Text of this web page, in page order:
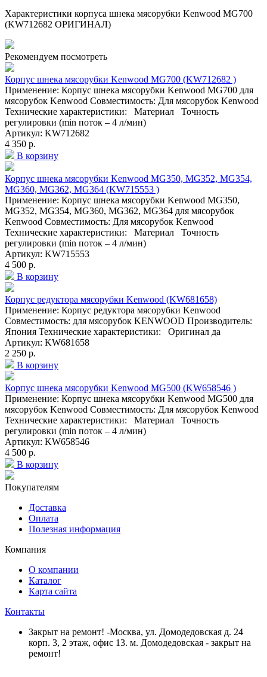
Характеристики корпуса шнека мясорубки Kenwood MG700
(KW712682 ОРИГИНАЛ)
Рекомендуем посмотреть
Корпус шнека мясорубки Kenwood MG700 (KW712682 )
Применение: Корпус шнека мясорубки Kenwood MG700 для
мясорубок Kenwood Совместимость: Для мясорубок Kenwood
Технические характеристики: Материал Точность
регулировки (min поток – 4 л/мин)
Артикул: KW712682
4 350 р.
В корзину
Корпус шнека мясорубки Kenwood MG350, MG352, MG354,
MG360, MG362, MG364 (KW715553 )
Применение: Корпус шнека мясорубки Kenwood MG350,
MG352, MG354, MG360, MG362, MG364 для мясорубок
Kenwood Совместимость: Для мясорубок Kenwood
Технические характеристики: Материал Точность
регулировки (min поток – 4 л/мин)
Артикул: KW715553
4 500 р.
В корзину
Корпус редуктора мясорубки Kenwood (KW681658)
Применение: Корпус редуктора мясорубки Kenwood
Совместимость: для мясорубок KENWOOD Производитель:
Япония Технические характеристики: Оригинал да
Артикул: KW681658
2 250 р.
В корзину
Корпус шнека мясорубки Kenwood MG500 (KW658546 )
Применение: Корпус шнека мясорубки Kenwood MG500 для
мясорубок Kenwood Совместимость: Для мясорубок Kenwood
Технические характеристики: Материал Точность
регулировки (min поток – 4 л/мин)
Артикул: KW658546
4 500 р.
В корзину
Покупателям
Доставка
Оплата
Полезная информация
Компания
О компании
Каталог
Карта сайта
Контакты
Закрыт на ремонт! -Москва, ул. Домодедовская д. 24
корп. 3, 2 этаж, офис 13. м. Домодедовская - закрыт на
ремонт!